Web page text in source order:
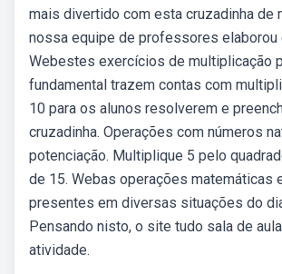
mais divertido com esta cruzadinha de
nossa equipe de professores elaborou
Webestes exercícios de multiplicação
fundamental trazem contas com
10 para os alunos resolverem e
cruzadinha. Operações com números
potenciação. Multiplique 5 pelo
de 15. Webas operações matemáticas
presentes em diversas situações do
Pensando nisto, o site tudo sala de
atividade.